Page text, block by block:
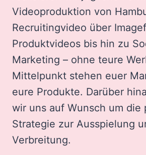
Videoproduktion von
Recruitingvideo über
Produktvideos bis hin zu
Marketing – ohne teure
Mittelpunkt stehen euer
eure Produkte. Darüber
wir uns auf Wunsch um die
Strategie zur Ausspielung
Verbreitung.